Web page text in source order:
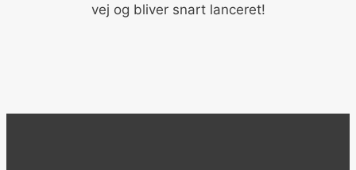
vej og bliver snart lanceret!